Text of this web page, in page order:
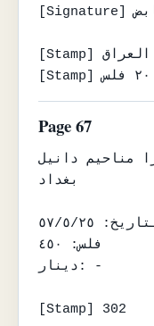
[Signature] توقيع القابض
[Stamp] العراق
[Stamp] ٢٠ فلس
Page 67
مناحيم دانيل
بغداد
التاريخ: ٥٧/٥/٢٥
فلس: ٤٥٠
دينار: -
[Stamp] 302